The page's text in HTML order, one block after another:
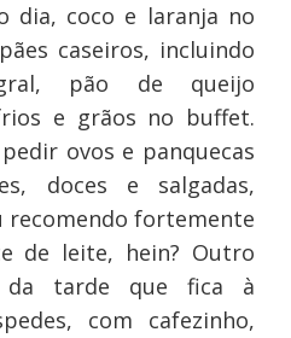
dia, coco e laranja no
caseiros, incluindo
pão de queijo
e grãos no buffet.
ovos e panquecas
doces e salgadas,
recomendo fortemente
de leite, hein? Outro
tarde que fica à
com cafezinho,